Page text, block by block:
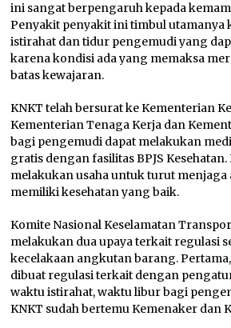
ini sangat berpengaruh kepada
Penyakit penyakit ini timbul utamanya
istirahat dan tidur pengemudi yang
karena kondisi ada yang memaksa
batas kewajaran.
KNKT telah bersurat ke Kementerian
Kementerian Tenaga Kerja dan
bagi pengemudi dapat melakukan
gratis dengan fasilitas BPJS
melakukan usaha untuk turut menjaga
memiliki kesehatan yang baik.
Komite Nasional Keselamatan
melakukan dua upaya terkait regulasi
kecelakaan angkutan barang.
dibuat regulasi terkait dengan
waktu istirahat, waktu libur bagi
KNKT sudah bertemu Kemenaker dan